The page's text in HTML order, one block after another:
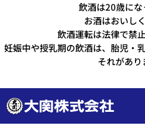
飲酒は20歳にな
お酒はおいし
飲酒運転は法律で禁
妊娠中や授乳期の飲酒は、胎児・
それがあり